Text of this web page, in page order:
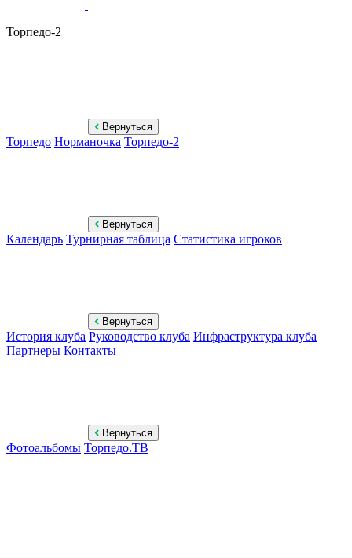
Торпедо-2
Вернуться
Торпедо Норманочка Торпедо-2
Вернуться
Календарь Турнирная таблица Статистика игроков
Вернуться
История клуба Руководство клуба Инфраструктура клуба
Партнеры Контакты
Вернуться
Фотоальбомы Торпедо.ТВ